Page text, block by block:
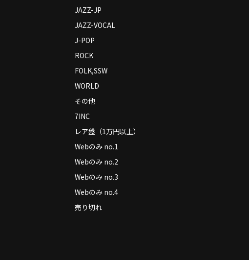
JAZZ-JP
JAZZ-VOCAL
J-POP
ROCK
FOLK,SSW
WORLD
その他
7INC
レア盤（1万円以上）
Webのみ no.1
Webのみ no.2
Webのみ no.3
Webのみ no.4
売り切れ